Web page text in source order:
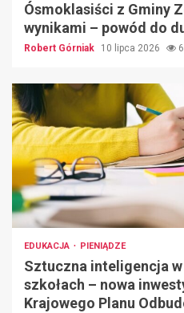
Ósmoklasiści z Gminy
wynikami – powód do
Robert Górniak 10 lipca 2026
EDUKACJA PIENIĄDZE
Sztuczna inteligencja
szkołach – nowa
Krajowego Planu